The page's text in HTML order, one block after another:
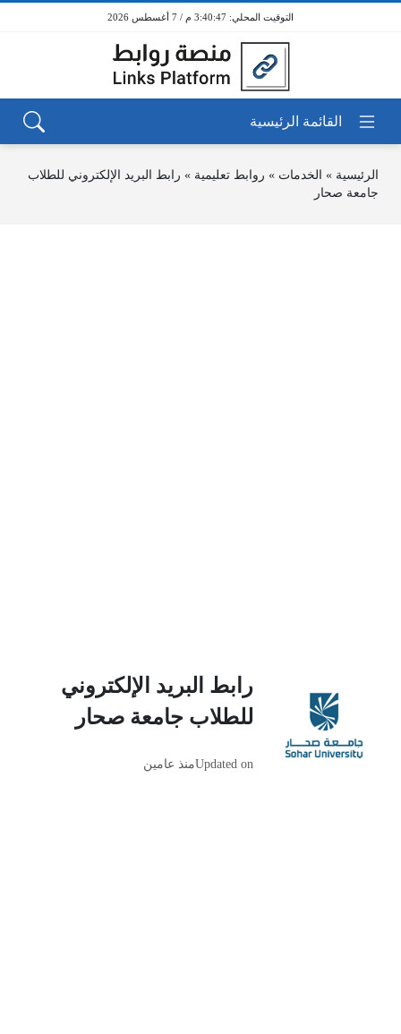
3:40:47 م / 7 أغسطس 2026
الرئيسية » الخدمات » روابط تعليمية » رابط البريد الإلكتروني للطلاب
جامعة صحار
رابط البريد الإلكتروني
للطلاب جامعة صحار
Updated onمنذ عامين